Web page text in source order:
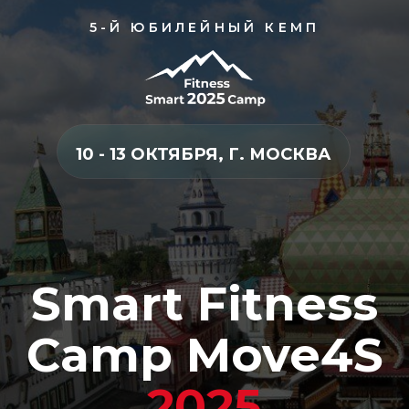
Smart Fitness
Camp Move4S
2025
10 - 13 ОКТЯБРЯ, Г. МОСКВА
Обучающий лагерь для специалистов
ВОССТАНОВИТЕЛЬНОГО ФИТНЕСА,
ЛФК, массажистов, фитнес тренеров
5-Й ЮБИЛЕЙНЫЙ КЕМП